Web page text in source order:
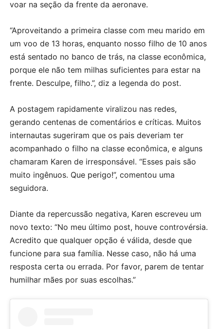
voar na seção da frente da aeronave.
“Aproveitando a primeira classe com meu marido em
um voo de 13 horas, enquanto nosso filho de 10 anos
está sentado no banco de trás, na classe econômica,
porque ele não tem milhas suficientes para estar na
frente. Desculpe, filho.”, diz a legenda do post.
A postagem rapidamente viralizou nas redes,
gerando centenas de comentários e críticas. Muitos
internautas sugeriram que os pais deveriam ter
acompanhado o filho na classe econômica, e alguns
chamaram Karen de irresponsável. “Esses pais são
muito ingênuos. Que perigo!”, comentou uma
seguidora.
Diante da repercussão negativa, Karen escreveu um
novo texto: “No meu último post, houve controvérsia.
Acredito que qualquer opção é válida, desde que
funcione para sua família. Nesse caso, não há uma
resposta certa ou errada. Por favor, parem de tentar
humilhar mães por suas escolhas.”